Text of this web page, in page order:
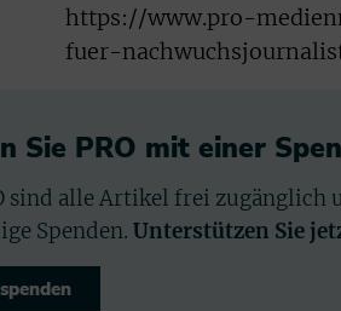
https://www.pro-
fuer-
Sie PRO mit einer
sind alle Artikel frei zugänglich
Spenden. Unterstützen Sie